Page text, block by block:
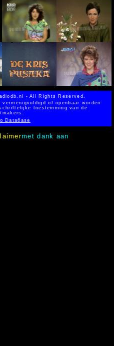
- All Rights Reserved.
of openbaar worden
toestemming van de
makers.
Data6ase
met dank aan